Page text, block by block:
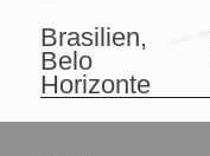
Brasilien,
Belo
Horizonte